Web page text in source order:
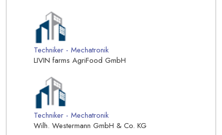
Techniker - Mechatronik
LIVIN farms AgriFood GmbH
Techniker - Mechatronik
Wilh. Westermann GmbH & Co. KG